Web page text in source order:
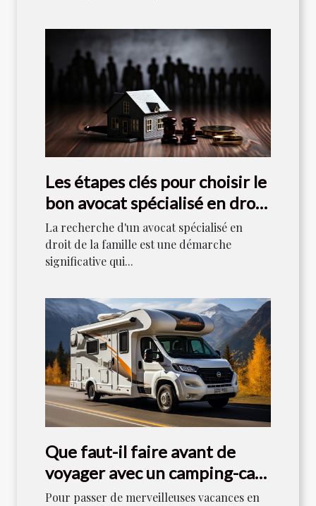
Les étapes clés pour choisir le
bon avocat spécialisé en droit
de la famille
La recherche d'un avocat spécialisé en
droit de la famille est une démarche
significative qui...
Que faut-il faire avant de
voyager avec un camping-car
en 2021 ?
Pour passer de merveilleuses vacances en